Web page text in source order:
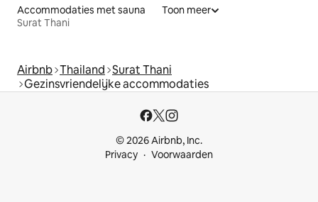
Accommodaties met sauna
Surat Thani
Toon meer
Airbnb Thailand Surat Thani
Gezinsvriendelijke accommodaties
© 2026 Airbnb, Inc.
Privacy
Voorwaarden